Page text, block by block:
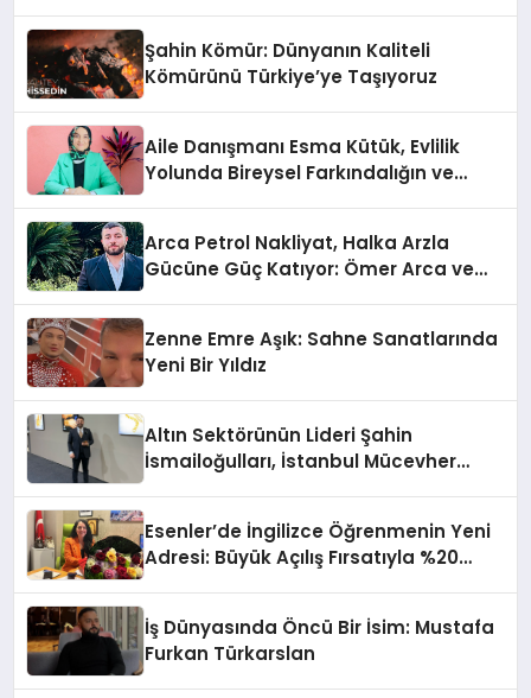
Şahin Kömür: Dünyanın Kaliteli
Kömürünü Türkiye’ye Taşıyoruz
Aile Danışmanı Esma Kütük, Evlilik
Yolunda Bireysel Farkındalığın ve
Arca Petrol Nakliyat, Halka Arzla
Gücüne Güç Katıyor: Ömer Arca ve
Zenne Emre Aşık: Sahne Sanatlarında
Yeni Bir Yıldız
Altın Sektörünün Lideri Şahin
İsmailoğulları, İstanbul Mücevher
Esenler’de İngilizce Öğrenmenin Yeni
Adresi: Büyük Açılış Fırsatıyla %20
İş Dünyasında Öncü Bir İsim: Mustafa
Furkan Türkarslan